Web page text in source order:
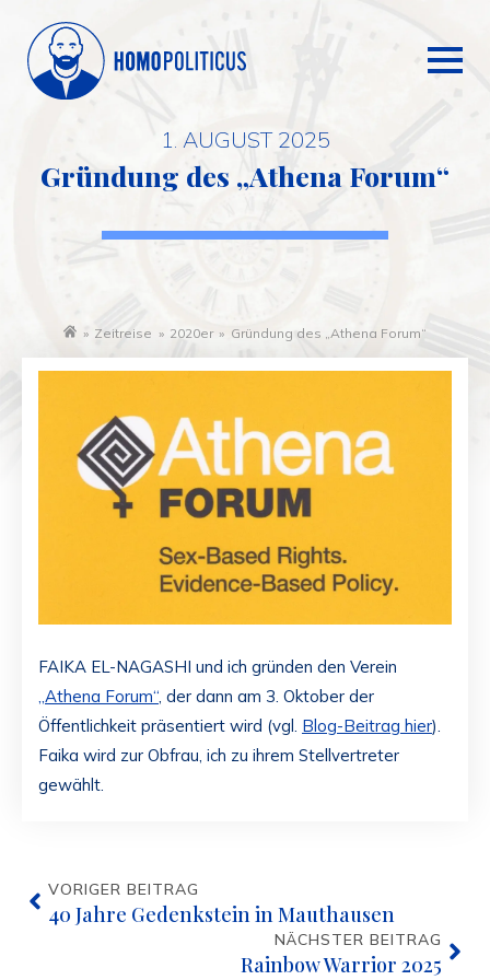
1. AUGUST 2025
Gründung des „Athena Forum“
» Zeitreise » 2020er » Gründung des „Athena Forum“
FAIKA EL-NAGASHI und ich gründen den Verein
„Athena Forum“, der dann am 3. Oktober der
Öffentlichkeit präsentiert wird (vgl. Blog-Beitrag hier).
Faika wird zur Obfrau, ich zu ihrem Stellvertreter
gewählt.
VORIGER BEITRAG
40 Jahre Gedenkstein in Mauthausen
NÄCHSTER BEITRAG
Rainbow Warrior 2025